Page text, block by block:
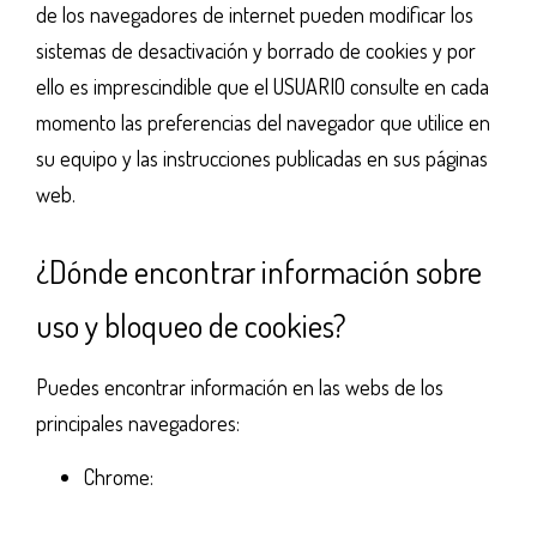
de los navegadores de internet pueden modificar los
sistemas de desactivación y borrado de cookies y por
ello es imprescindible que el USUARIO consulte en cada
momento las preferencias del navegador que utilice en
su equipo y las instrucciones publicadas en sus páginas
web.
¿Dónde encontrar información sobre
uso y bloqueo de cookies?
Puedes encontrar información en las webs de los
principales navegadores:
Chrome: